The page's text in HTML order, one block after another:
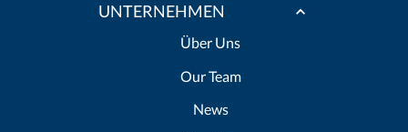
UNTERNEHMEN
Über Uns
Our Team
News